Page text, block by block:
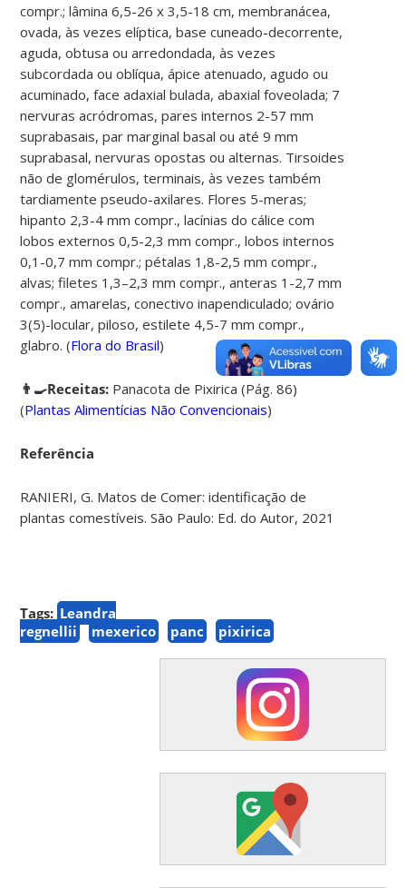
compr.; lâmina 6,5-26 x 3,5-18 cm, membranácea,
ovada, às vezes elíptica, base cuneado-decorrente,
aguda, obtusa ou arredondada, às vezes
subcordada ou oblíqua, ápice atenuado, agudo ou
acuminado, face adaxial bulada, abaxial foveolada; 7
nervuras acródromas, pares internos 2-57 mm
suprabasais, par marginal basal ou até 9 mm
suprabasal, nervuras opostas ou alternas. Tirsoides
não de glomérulos, terminais, às vezes também
tardiamente pseudo-axilares. Flores 5-meras;
hipanto 2,3-4 mm compr., lacínias do cálice com
lobos externos 0,5-2,3 mm compr., lobos internos
0,1-0,7 mm compr.; pétalas 1,8-2,5 mm compr.,
alvas; filetes 1,3–2,3 mm compr., anteras 1-2,7 mm
compr., amarelas, conectivo inapendiculado; ovário
3(5)-locular, piloso, estilete 4,5-7 mm compr.,
glabro. (Flora do Brasil)
👨‍🍳Receitas: Panacota de Pixirica (Pág. 86)
(Plantas Alimentícias Não Convencionais)
Referência
RANIERI, G. Matos de Comer: identificação de
plantas comestíveis. São Paulo: Ed. do Autor, 2021
Tags: Leandra
regnellii
mexerico panc pixirica